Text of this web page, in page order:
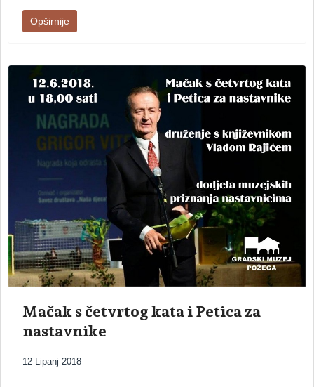
Opširnije
Mačak s četvrtog kata i Petica za
nastavnike
12 Lipanj 2018